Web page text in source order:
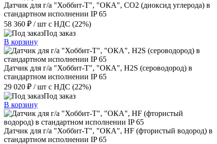
Датчик для г/а "Хоббит-Т", "ОКА", CO2 (диоксид углерода) в
стандартном исполнении IP 65
58 360 ₽ / шт с НДС (22%)
Под заказ
В корзину
Датчик для г/а "Хоббит-Т", "ОКА", H2S (сероводород) в
стандартном исполнении IP 65
29 020 ₽ / шт с НДС (22%)
Под заказ
В корзину
Датчик для г/а "Хоббит-Т", "ОКА", HF (фтористый водород) в
стандартном исполнении IP 65